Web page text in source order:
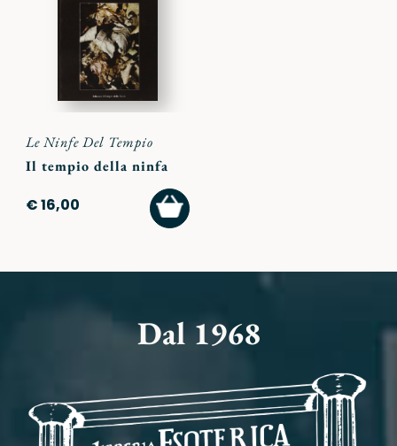
Le Ninfe Del Tempio
Il tempio della ninfa
€ 16,00
AGGIUNGI
AL
CARRELLO
Dal 1968